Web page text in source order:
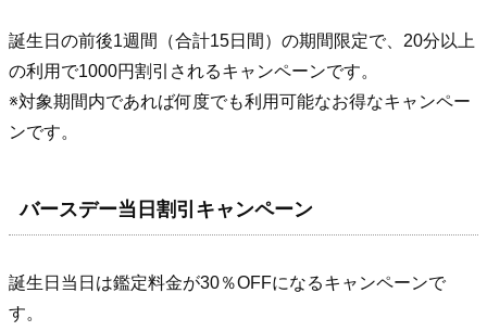
誕生日の前後1週間（合計15日間）の期間限定で、20分以上
の利用で1000円割引されるキャンペーンです。
※対象期間内であれば何度でも利用可能なお得なキャンペー
ンです。
バースデー当日割引キャンペーン
誕生日当日は鑑定料金が30％OFFになるキャンペーンで
す。